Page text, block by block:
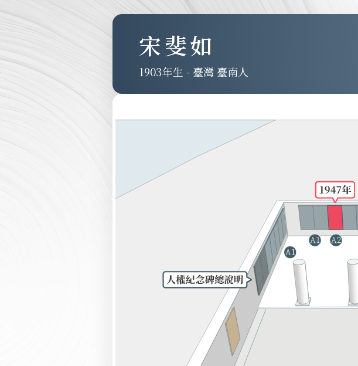
宋斐如
1903 - 臺灣 臺南人